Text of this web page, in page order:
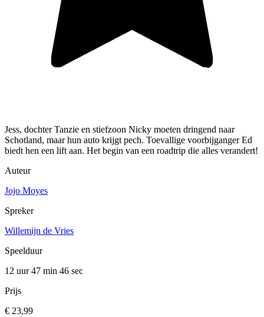
Jess, dochter Tanzie en stiefzoon Nicky moeten dringend naar
Schotland, maar hun auto krijgt pech. Toevallige voorbijganger Ed
biedt hen een lift aan. Het begin van een roadtrip die alles verandert!
Auteur
Jojo Moyes
Spreker
Willemijn de Vries
Speelduur
12 uur 47 min 46 sec
Prijs
€ 23,99